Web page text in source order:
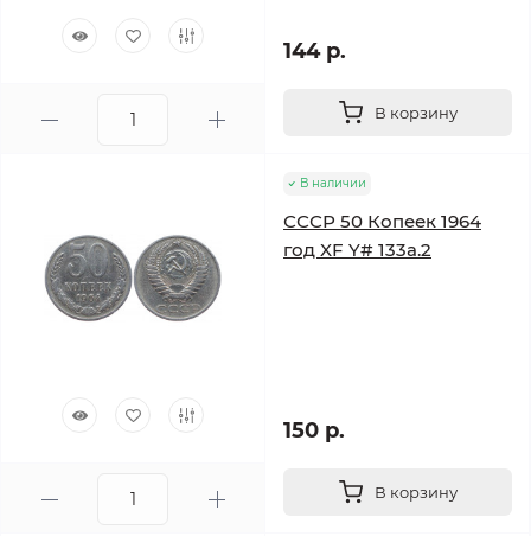
144 р.
В корзину
В наличии
СССР 50 Копеек 1964
год XF Y# 133a.2
150 р.
В корзину